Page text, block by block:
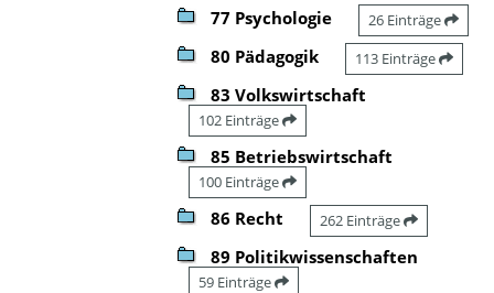
77 Psychologie 26 Einträge
80 Pädagogik 113 Einträge
83 Volkswirtschaft
102 Einträge
85 Betriebswirtschaft
100 Einträge
86 Recht 262 Einträge
89 Politikwissenschaften
59 Einträge